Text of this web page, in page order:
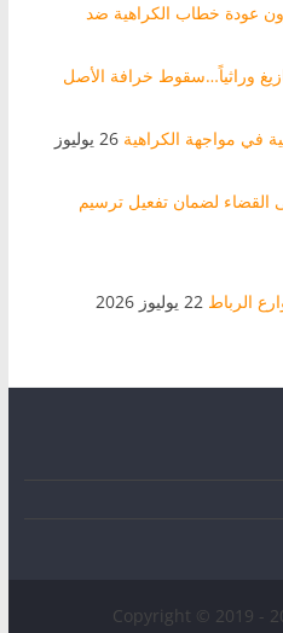
عودة خطاب الكراهية ضد
أمازيغ وراثياً…سقوط خرافة الأصل
في مواجهة الكراهية
26 يوليوز
القضاء لضمان تفعيل ترسيم
الرباط 22 يوليوز 2026
Copyright © 2019 -